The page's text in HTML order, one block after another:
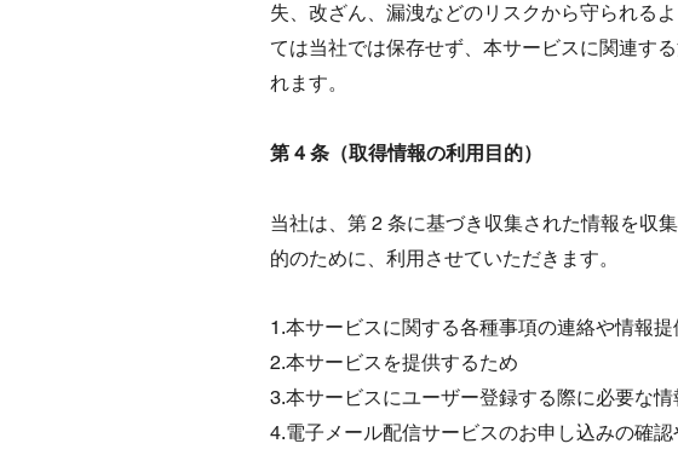
失、改ざん、漏洩などのリスクから守られる
ては当社では保存せず、本サービスに関連す
れます。
第 4 条（取得情報の利用目的）
当社は、第 2 条に基づき収集された情報を収
的のために、利用させていただきます。
1.本サービスに関する各種事項の連絡や情報
2.本サービスを提供するため
3.本サービスにユーザー登録する際に必要な
4.電子メール配信サービスのお申し込みの確